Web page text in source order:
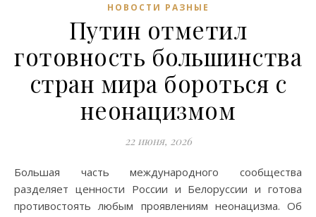
НОВОСТИ РАЗНЫЕ
Путин отметил
готовность большинства
стран мира бороться с
неонацизмом
22 июня, 2026
Большая часть международного сообщества
разделяет ценности России и Белоруссии и готова
противостоять любым проявлениям неонацизма. Об